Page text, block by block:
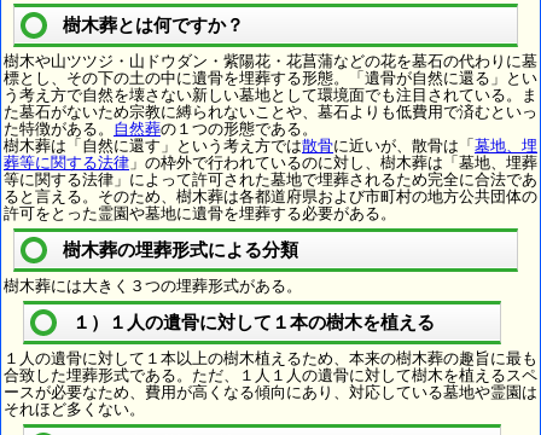
樹木葬とは何ですか？
樹木や山ツツジ・山ドウダン・紫陽花・花菖蒲などの花を墓石の代わりに墓
標とし、その下の土の中に遺骨を埋葬する形態。「遺骨が自然に還る」とい
う考え方で自然を壊さない新しい墓地として環境面でも注目されている。ま
た墓石がないため宗教に縛られないことや、墓石よりも低費用で済むといっ
た特徴がある。 自然葬の１つの形態である。
樹木葬は「自然に還す」という考え方では散骨に近いが、散骨は「 墓地、埋
葬等に関する法律 」の枠外で行われているのに対し、樹木葬は「墓地、埋葬
等に関する法律」によって許可された墓地で埋葬されるため完全に合法であ
ると言える。そのため、樹木葬は各都道府県および市町村の地方公共団体の
許可をとった霊園や墓地に遺骨を埋葬する必要がある。
樹木葬の埋葬形式による分類
樹木葬には大きく３つの埋葬形式がある。
１）１人の遺骨に対して１本の樹木を植える
１人の遺骨に対して１本以上の樹木植えるため、本来の樹木葬の趣旨に最も
合致した埋葬形式である。ただ、１人１人の遺骨に対して樹木を植えるスペ
ースが必要なため、費用が高くなる傾向にあり、対応している墓地や霊園は
それほど多くない。